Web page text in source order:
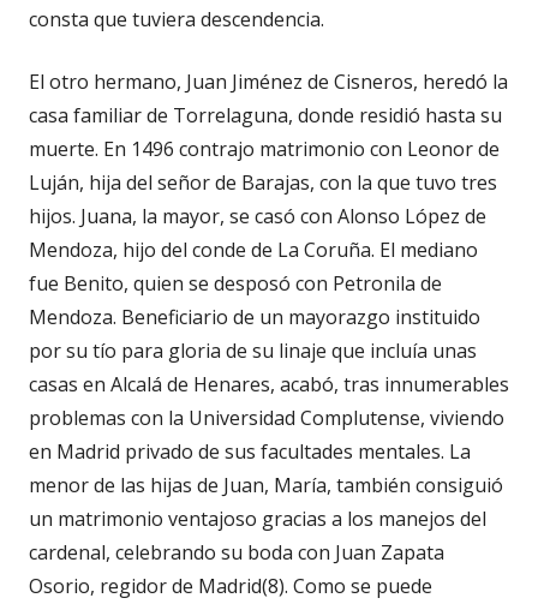
consta que tuviera descendencia.
El otro hermano, Juan Jiménez de Cisneros, heredó la
casa familiar de Torrelaguna, donde residió hasta su
muerte. En 1496 contrajo matrimonio con Leonor de
Luján, hija del señor de Barajas, con la que tuvo tres
hijos. Juana, la mayor, se casó con Alonso López de
Mendoza, hijo del conde de La Coruña. El mediano
fue Benito, quien se desposó con Petronila de
Mendoza. Beneficiario de un mayorazgo instituido
por su tío para gloria de su linaje que incluía unas
casas en Alcalá de Henares, acabó, tras innumerables
problemas con la Universidad Complutense, viviendo
en Madrid privado de sus facultades mentales. La
menor de las hijas de Juan, María, también consiguió
un matrimonio ventajoso gracias a los manejos del
cardenal, celebrando su boda con Juan Zapata
Osorio, regidor de Madrid(8). Como se puede